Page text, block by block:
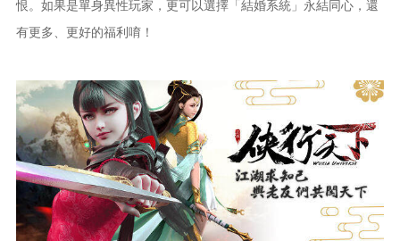
恨。如果是單身異性玩家，更可以選擇「結婚系統」永結同心，還
有更多、更好的福利唷！